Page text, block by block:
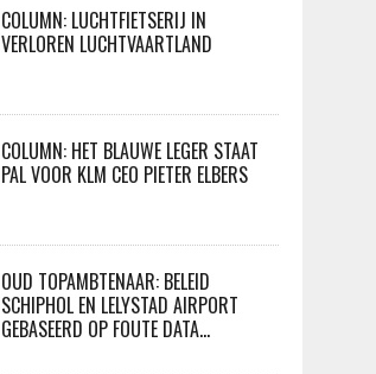
COLUMN: LUCHTFIETSERIJ IN
VERLOREN LUCHTVAARTLAND
COLUMN: HET BLAUWE LEGER STAAT
PAL VOOR KLM CEO PIETER ELBERS
OUD TOPAMBTENAAR: BELEID
SCHIPHOL EN LELYSTAD AIRPORT
GEBASEERD OP FOUTE DATA…